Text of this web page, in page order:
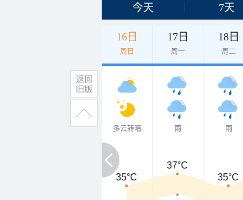
今天 7天
16日
周日
17日
周一
18日
周二
多云转晴 雨 雨
35°C
35°C
37°C
35°C